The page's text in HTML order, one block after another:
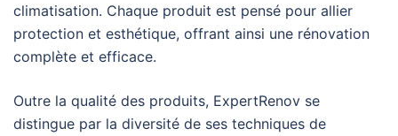
climatisation. Chaque produit est pensé pour allier
protection et esthétique, offrant ainsi une rénovation
complète et efficace.
Outre la qualité des produits, ExpertRenov se
distingue par la diversité de ses techniques de